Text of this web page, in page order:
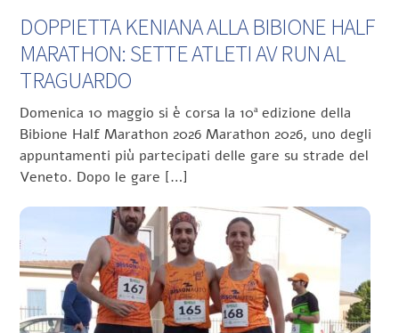
DOPPIETTA KENIANA ALLA BIBIONE HALF
MARATHON: SETTE ATLETI AV RUN AL
TRAGUARDO
Domenica 10 maggio si è corsa la 10ª edizione della
Bibione Half Marathon 2026 Marathon 2026, uno degli
appuntamenti più partecipati delle gare su strade del
Veneto. Dopo le gare […]